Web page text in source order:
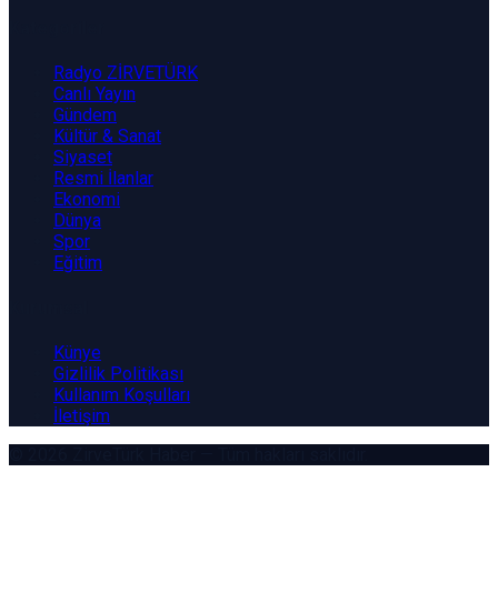
Radyo ZİRVETÜRK
Canlı Yayın
Gündem
Kültür & Sanat
Siyaset
Resmi İlanlar
Ekonomi
Dünya
Spor
Eğitim
Künye
Gizlilik Politikası
Kullanım Koşulları
İletişim